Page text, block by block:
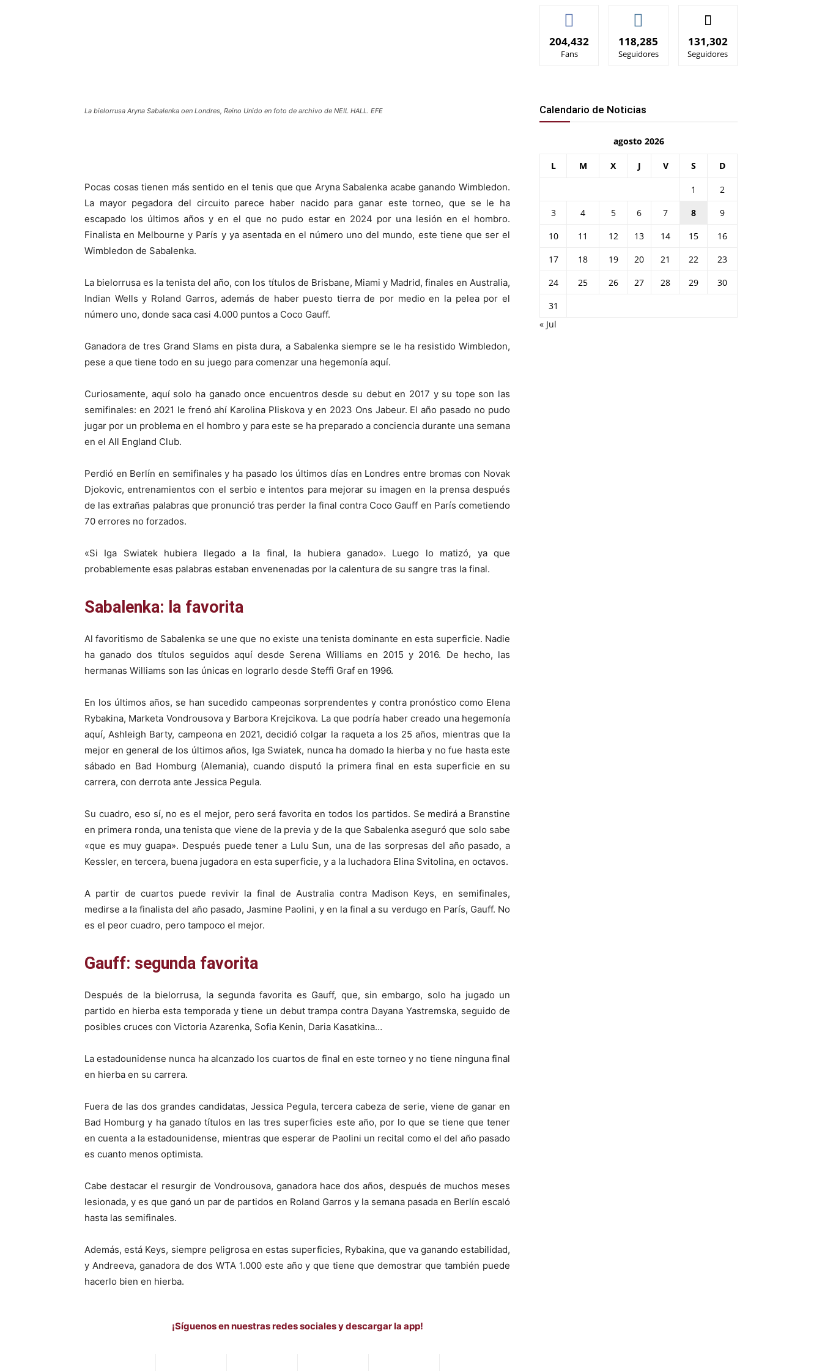
La bielorrusa Aryna Sabalenka oen Londres, Reino Unido en foto de archivo de NEIL HALL. EFE
Pocas cosas tienen más sentido en el tenis que que Aryna Sabalenka acabe ganando Wimbledon.
La mayor pegadora del circuito parece haber nacido para ganar este torneo, que se le ha
escapado los últimos años y en el que no pudo estar en 2024 por una lesión en el hombro.
Finalista en Melbourne y París y ya asentada en el número uno del mundo, este tiene que ser el
Wimbledon de Sabalenka.
La bielorrusa es la tenista del año, con los títulos de Brisbane, Miami y Madrid, finales en Australia,
Indian Wells y Roland Garros, además de haber puesto tierra de por medio en la pelea por el
número uno, donde saca casi 4.000 puntos a Coco Gauff.
Ganadora de tres Grand Slams en pista dura, a Sabalenka siempre se le ha resistido Wimbledon,
pese a que tiene todo en su juego para comenzar una hegemonía aquí.
Curiosamente, aquí solo ha ganado once encuentros desde su debut en 2017 y su tope son las
semifinales: en 2021 le frenó ahí Karolina Pliskova y en 2023 Ons Jabeur. El año pasado no pudo
jugar por un problema en el hombro y para este se ha preparado a conciencia durante una semana
en el All England Club.
Perdió en Berlín en semifinales y ha pasado los últimos días en Londres entre bromas con Novak
Djokovic, entrenamientos con el serbio e intentos para mejorar su imagen en la prensa después
de las extrañas palabras que pronunció tras perder la final contra Coco Gauff en París cometiendo
70 errores no forzados.
«Si Iga Swiatek hubiera llegado a la final, la hubiera ganado». Luego lo matizó, ya que
probablemente esas palabras estaban envenenadas por la calentura de su sangre tras la final.
Sabalenka: la favorita
Al favoritismo de Sabalenka se une que no existe una tenista dominante en esta superficie. Nadie
ha ganado dos títulos seguidos aquí desde Serena Williams en 2015 y 2016. De hecho, las
hermanas Williams son las únicas en lograrlo desde Steffi Graf en 1996.
En los últimos años, se han sucedido campeonas sorprendentes y contra pronóstico como Elena
Rybakina, Marketa Vondrousova y Barbora Krejcikova. La que podría haber creado una hegemonía
aquí, Ashleigh Barty, campeona en 2021, decidió colgar la raqueta a los 25 años, mientras que la
mejor en general de los últimos años, Iga Swiatek, nunca ha domado la hierba y no fue hasta este
sábado en Bad Homburg (Alemania), cuando disputó la primera final en esta superficie en su
carrera, con derrota ante Jessica Pegula.
Su cuadro, eso sí, no es el mejor, pero será favorita en todos los partidos. Se medirá a Branstine
en primera ronda, una tenista que viene de la previa y de la que Sabalenka aseguró que solo sabe
«que es muy guapa». Después puede tener a Lulu Sun, una de las sorpresas del año pasado, a
Kessler, en tercera, buena jugadora en esta superficie, y a la luchadora Elina Svitolina, en octavos.
A partir de cuartos puede revivir la final de Australia contra Madison Keys, en semifinales,
medirse a la finalista del año pasado, Jasmine Paolini, y en la final a su verdugo en París, Gauff. No
es el peor cuadro, pero tampoco el mejor.
Gauff: segunda favorita
Después de la bielorrusa, la segunda favorita es Gauff, que, sin embargo, solo ha jugado un
partido en hierba esta temporada y tiene un debut trampa contra Dayana Yastremska, seguido de
posibles cruces con Victoria Azarenka, Sofia Kenin, Daria Kasatkina…
La estadounidense nunca ha alcanzado los cuartos de final en este torneo y no tiene ninguna final
en hierba en su carrera.
Fuera de las dos grandes candidatas, Jessica Pegula, tercera cabeza de serie, viene de ganar en
Bad Homburg y ha ganado títulos en las tres superficies este año, por lo que se tiene que tener
en cuenta a la estadounidense, mientras que esperar de Paolini un recital como el del año pasado
es cuanto menos optimista.
Cabe destacar el resurgir de Vondrousova, ganadora hace dos años, después de muchos meses
lesionada, y es que ganó un par de partidos en Roland Garros y la semana pasada en Berlín escaló
hasta las semifinales.
Además, está Keys, siempre peligrosa en estas superficies, Rybakina, que va ganando estabilidad,
y Andreeva, ganadora de dos WTA 1.000 este año y que tiene que demostrar que también puede
hacerlo bien en hierba.
¡Síguenos en nuestras redes sociales y descargar la app!
204,432
Fans
118,285
Seguidores
131,302
Seguidores
Calendario de Noticias
agosto 2026
L M X J V S D
1
2
3
4 5 6 7 8
9
10
11 12 13 14 15
16
17
18 19 20 21 22
23
24
25 26 27 28 29
30
31
« Jul